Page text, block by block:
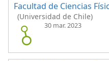
Facultad de Ciencias
(Universidad de Chile)
30 mar. 2023